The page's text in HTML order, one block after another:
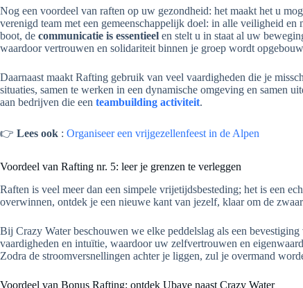
Nog een voordeel van raften op uw gezondheid: het maakt het u
verenigd team met een gemeenschappelijk doel: in alle veiligheid
boot, de communicatie is essentieel en stelt u in staat al uw
waardoor vertrouwen en solidariteit binnen je groep wordt
Daarnaast maakt Rafting gebruik van veel vaardigheden die je
situaties, samen te werken in een dynamische omgeving en samen
aan bedrijven die een teambuilding activiteit.
👉 Lees ook : Organiseer een vrijgezellenfeest in de Alpen
Voordeel van Rafting nr. 5: leer je grenzen te verleggen
Raften is veel meer dan een simpele vrijetijdsbesteding; het is een
overwinnen, ontdek je een nieuwe kant van jezelf, klaar om de
Bij Crazy Water beschouwen we elke peddelslag als een
vaardigheden en intuïtie, waardoor uw zelfvertrouwen en
Zodra de stroomversnellingen achter je liggen, zul je overmand
Voordeel van Bonus Rafting: ontdek Ubaye naast Crazy Water